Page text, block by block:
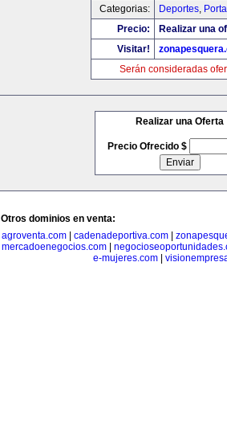
Categorias:
Deportes,
Precio:
Realizar una
Visitar!
Serán consideradas
Realizar una Oferta
Precio Ofrecido $
Otros dominios en venta:
agroventa.com
cadenadeportiva.com
mercadoenegocios.com
e-mujeres.com